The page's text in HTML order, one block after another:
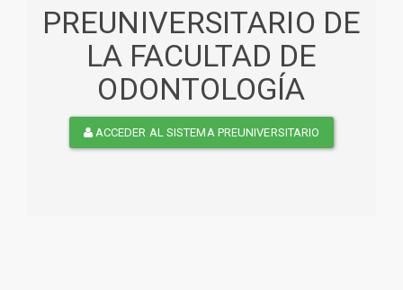
PREUNIVERSITARIO DE
LA FACULTAD DE
ODONTOLOGÍA
ACCEDER AL SISTEMA PREUNIVERSITARIO